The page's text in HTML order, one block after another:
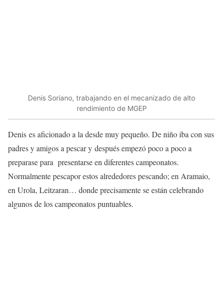
Denis Soriano, trabajando en el mecanizado de alto
rendimiento de MGEP
Denis es aficionado a la desde muy pequeño. De niño iba con sus
padres y amigos a pescar y después empezó poco a poco a
preparase para presentarse en diferentes campeonatos.
Normalmente pescapor estos alrededores pescando; en Aramaio,
en Urola, Leitzaran… donde precisamente se están celebrando
algunos de los campeonatos puntuables.